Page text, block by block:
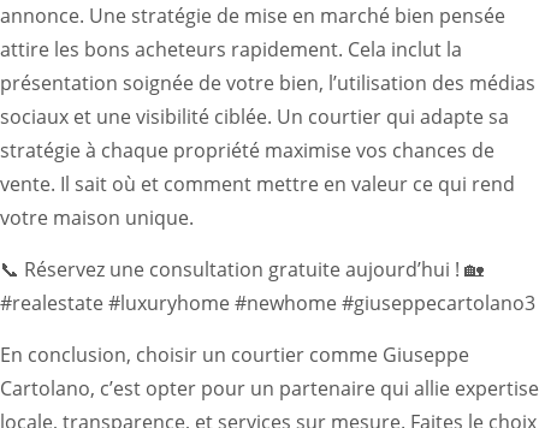
annonce. Une stratégie de mise en marché bien pensée
attire les bons acheteurs rapidement. Cela inclut la
présentation soignée de votre bien, l’utilisation des médias
sociaux et une visibilité ciblée. Un courtier qui adapte sa
stratégie à chaque propriété maximise vos chances de
vente. Il sait où et comment mettre en valeur ce qui rend
votre maison unique.
📞 Réservez une consultation gratuite aujourd’hui ! 🏡
#realestate #luxuryhome #newhome #giuseppecartolano3
En conclusion, choisir un courtier comme Giuseppe
Cartolano, c’est opter pour un partenaire qui allie expertise
locale, transparence, et services sur mesure. Faites le choix